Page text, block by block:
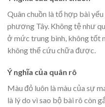
Quân chuồn là tổ hợp bài
phương Tây. Không tệ như
ở mức trung bình, không tốt
không thể cứu chữa được.
Ý nghĩa của quân rô
Màu đỏ luôn là màu của sự
là lý do vì sao bộ bài rô còn